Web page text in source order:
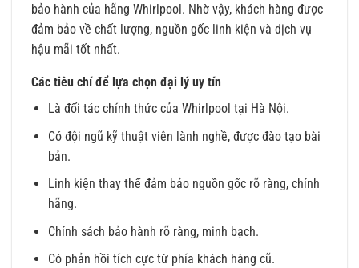
bảo hành của hãng Whirlpool. Nhờ vậy, khách hàng được
đảm bảo về chất lượng, nguồn gốc linh kiện và dịch vụ
hậu mãi tốt nhất.
Các tiêu chí để lựa chọn đại lý uy tín
Là đối tác chính thức của Whirlpool tại Hà Nội.
Có đội ngũ kỹ thuật viên lành nghề, được đào tạo bài
bản.
Linh kiện thay thế đảm bảo nguồn gốc rõ ràng, chính
hãng.
Chính sách bảo hành rõ ràng, minh bạch.
Có phản hồi tích cực từ phía khách hàng cũ.